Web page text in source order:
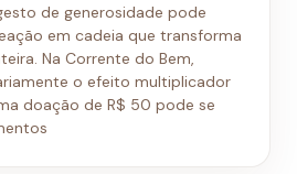
de generosidade pode
em cadeia que transforma
Na Corrente do Bem,
o efeito multiplicador
doação de R$ 50 pode se